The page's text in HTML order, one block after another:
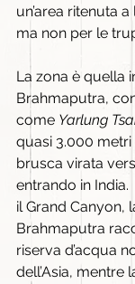
un’area ritenuta
ma non per le
La zona è quella
Brahmaputra,
come Yarlung
quasi 3.000
brusca virata
entrando in India.
il Grand Canyon,
Brahmaputra
riserva d’acqua
dell’Asia, mentre